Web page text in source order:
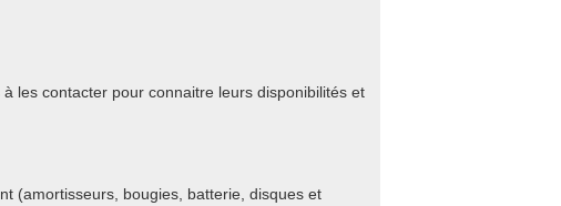
les contacter pour connaitre leurs disponibilités et
(amortisseurs, bougies, batterie, disques et